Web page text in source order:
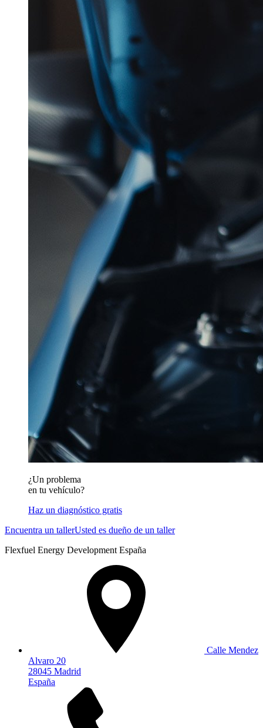
¿Un problema
en tu vehículo?
Haz un diagnóstico gratis
Encuentra un tallerUsted es dueño de un taller
Flexfuel Energy Development España
Calle Mendez
Alvaro 20
28045 Madrid
España